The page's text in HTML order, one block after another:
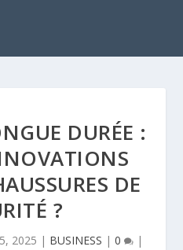
DURÉE :
DE
?
2025 | BUSINESS | 0 |